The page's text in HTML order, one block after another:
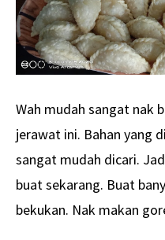
Wah mudah sangat nak
jerawat ini. Bahan yang
sangat mudah dicari.
buat sekarang. Buat
bekukan. Nak makan